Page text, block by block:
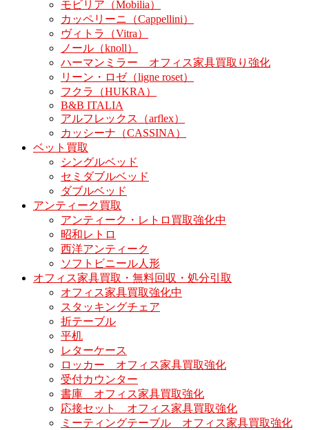
モビリア（Mobilia）
カッペリーニ（Cappellini）
ヴィトラ（Vitra）
ノール（knoll）
ハーマンミラー オフィス家具買取り強化
リーン・ロゼ（ligne roset）
フクラ（HUKRA）
B&B ITALIA
アルフレックス（arflex）
カッシーナ（CASSINA）
ベット買取
シングルベッド
セミダブルベッド
ダブルベッド
アンティーク買取
アンティーク・レトロ買取強化中
昭和レトロ
西洋アンティーク
ソフトビニール人形
オフィス家具買取・無料回収・処分引取
オフィス家具買取強化中
スタッキングチェア
折テーブル
平机
レターケース
ロッカー オフィス家具買取強化
受付カウンター
書庫 オフィス家具買取強化
応接セット オフィス家具買取強化
ミーティングテーブル オフィス家具買取強化